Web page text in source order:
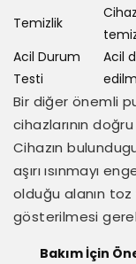
Temizlik
Acil Durum
Testi
Acil
Bir diğer önemli
cihazlarının
Cihazın
aşırı ısınmayı
olduğu alanın
gösterilmesi
Bakım İçin